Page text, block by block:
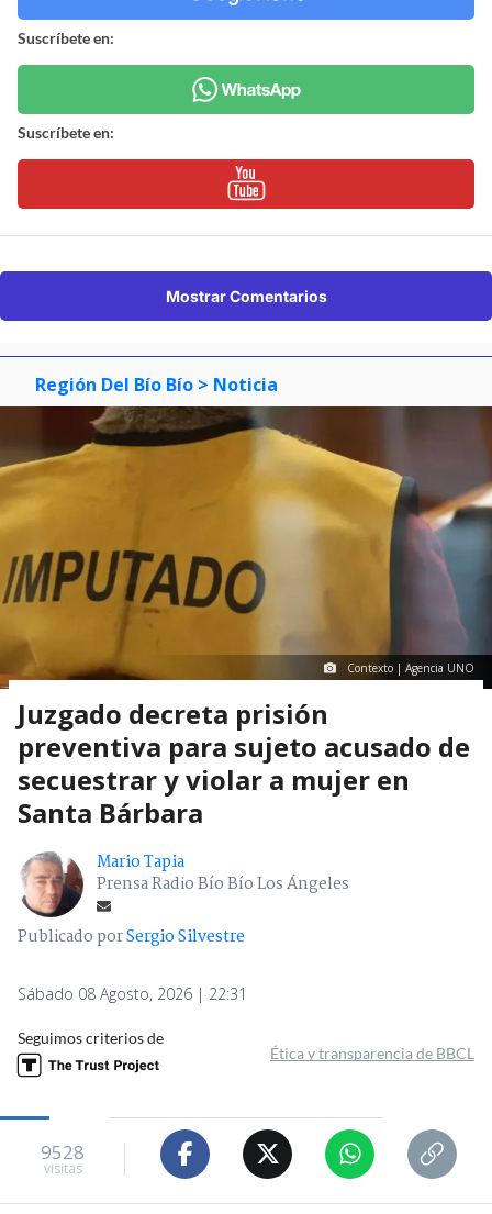
Suscríbete en:
Suscríbete en:
Mostrar Comentarios
Región Del Bío Bío > Noticia
Contexto | Agencia UNO
Juzgado decreta prisión
preventiva para sujeto acusado de
secuestrar y violar a mujer en
Santa Bárbara
Mario Tapia
Prensa Radio Bío Bío Los Ángeles
Publicado porSergio Silvestre
Sábado 08 Agosto, 2026 | 22:31
Seguimos criterios de
Ética y transparencia de BBCL
9528
visitas